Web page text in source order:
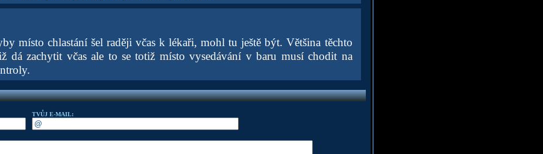
místo chlastání šel raději včas k lékaři, mohl tu ještě být. Většina těchto
dá zachytit včas ale to se totiž místo vysedávání v baru musí chodit na
TVŮJ E-MAIL: